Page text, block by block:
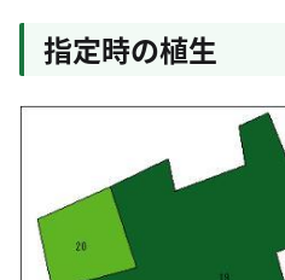
指定時の植生